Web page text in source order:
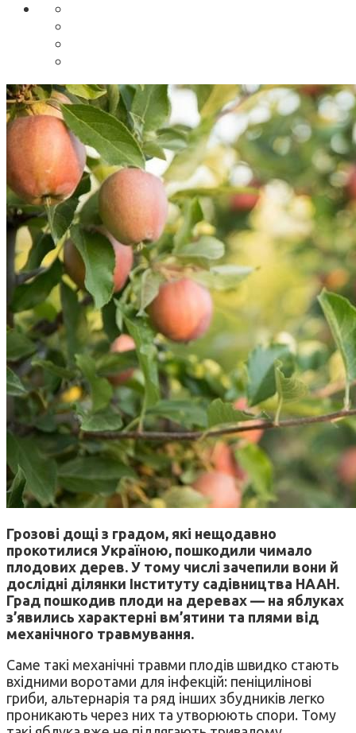
Грозові дощі з градом, які нещодавно
прокотилися Україною, пошкодили чимало
плодових дерев. У тому числі зачепили вони й
дослідні ділянки Інституту садівництва НААН.
Град пошкодив плоди на деревах — на яблуках
з’явились характерні вм’ятини та плями від
механічного травмування.
Саме такі механічні травми плодів швидко стають
вхідними воротами для інфекцій: пеніцилінові
гриби, альтернарія та ряд інших збудників легко
проникають через них та утворюють спори. Тому